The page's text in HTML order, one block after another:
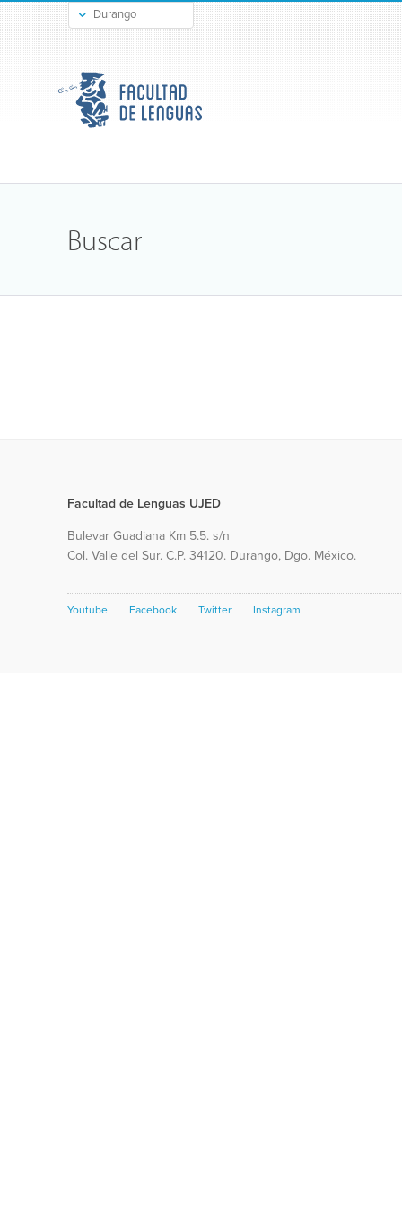
Durango
Gómez Palacio
Buscar
Facultad de Lenguas UJED
Bulevar Guadiana Km 5.5. s/n
Col. Valle del Sur. C.P. 34120. Durango, Dgo. México.
Youtube Facebook Twitter Instagram